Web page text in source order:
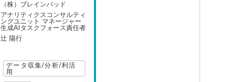
（株）ブレインパッド
アナリティクスコンサルティ
ングユニット マネージャー
生成AIタスクフォース責任者
辻 陽行
データ収集/分析/利活
用